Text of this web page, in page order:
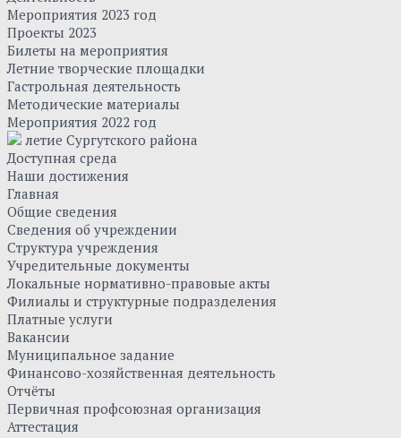
Мероприятия 2023 год
Проекты 2023
Билеты на мероприятия
Летние творческие площадки
Гастрольная деятельность
Методические материалы
Мероприятия 2022 год
летие Сургутского района
Доступная среда
Наши достижения
Главная
Общие сведения
Сведения об учреждении
Структура учреждения
Учредительные документы
Локальные нормативно-правовые акты
Филиалы и структурные подразделения
Платные услуги
Вакансии
Муниципальное задание
Финансово-хозяйственная деятельность
Отчёты
Первичная профсоюзная организация
Аттестация